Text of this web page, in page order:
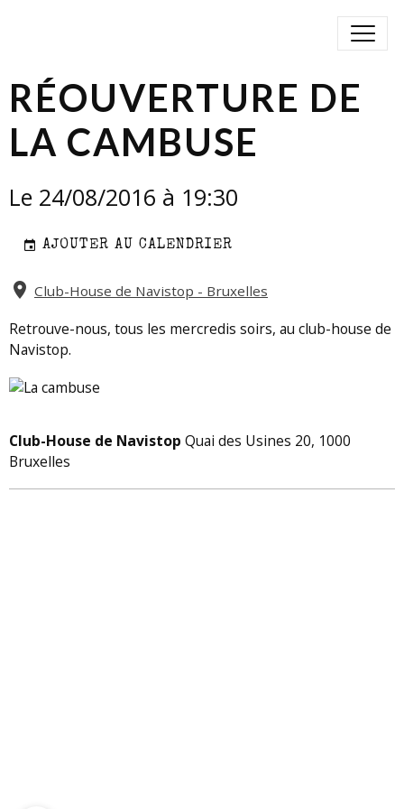
RÉOUVERTURE DE
LA CAMBUSE
Le 24/08/2016 à 19:30
AJOUTER AU CALENDRIER
Club-House de Navistop - Bruxelles
Retrouve-nous, tous les mercredis soirs, au club-house de
Navistop.
Club-House de Navistop Quai des Usines 20, 1000
Bruxelles